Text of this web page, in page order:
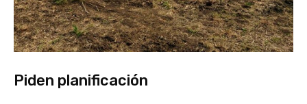
Piden planificación